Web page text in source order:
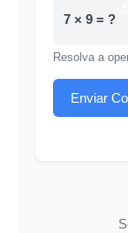
7 × 9 = ?
Resolva a
Enviar